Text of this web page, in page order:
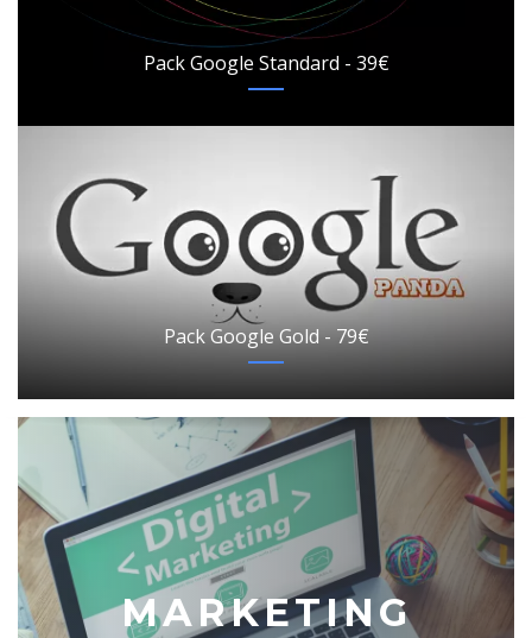
Pack Google Standard - 39€
Pack Google Gold - 79€
MARKETING